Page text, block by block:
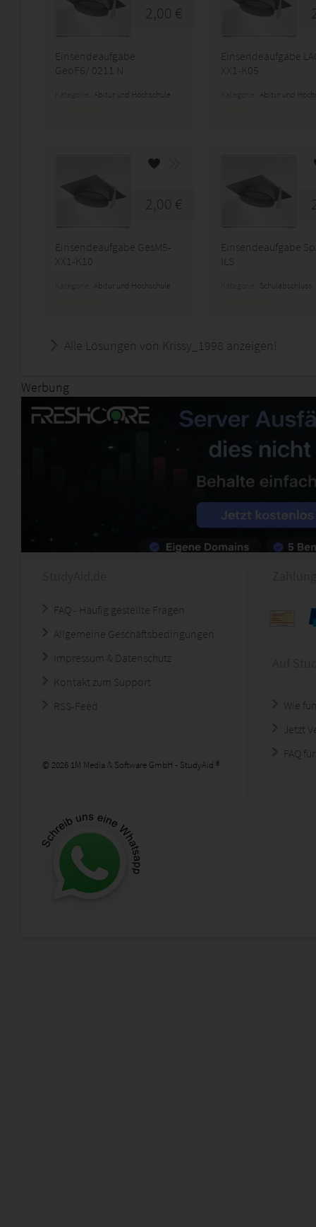
2,00 €
Einsendeaufgabe
GeoF6/ 0211 N
Abitur und Hochschule
Einsendeaufgabe
XX1-K05
Abitur und
2,00 €
Einsendeaufgabe GesM5-
XX1-K10
Abitur und Hochschule
Einsendeaufgabe
ILS
Schulabschluss
Alle Lösungen von Krissy_1998 anzeigen!
Werbung
FAQ - Häufig gestellte Fragen
Allgemeine Geschäftsbedingungen
Impressum & Datenschutz
Kontakt zum Support
RSS-Feed
© 2026 1M Media & Software GmbH - StudyAid ®
Wie
Jetzt
FAQ